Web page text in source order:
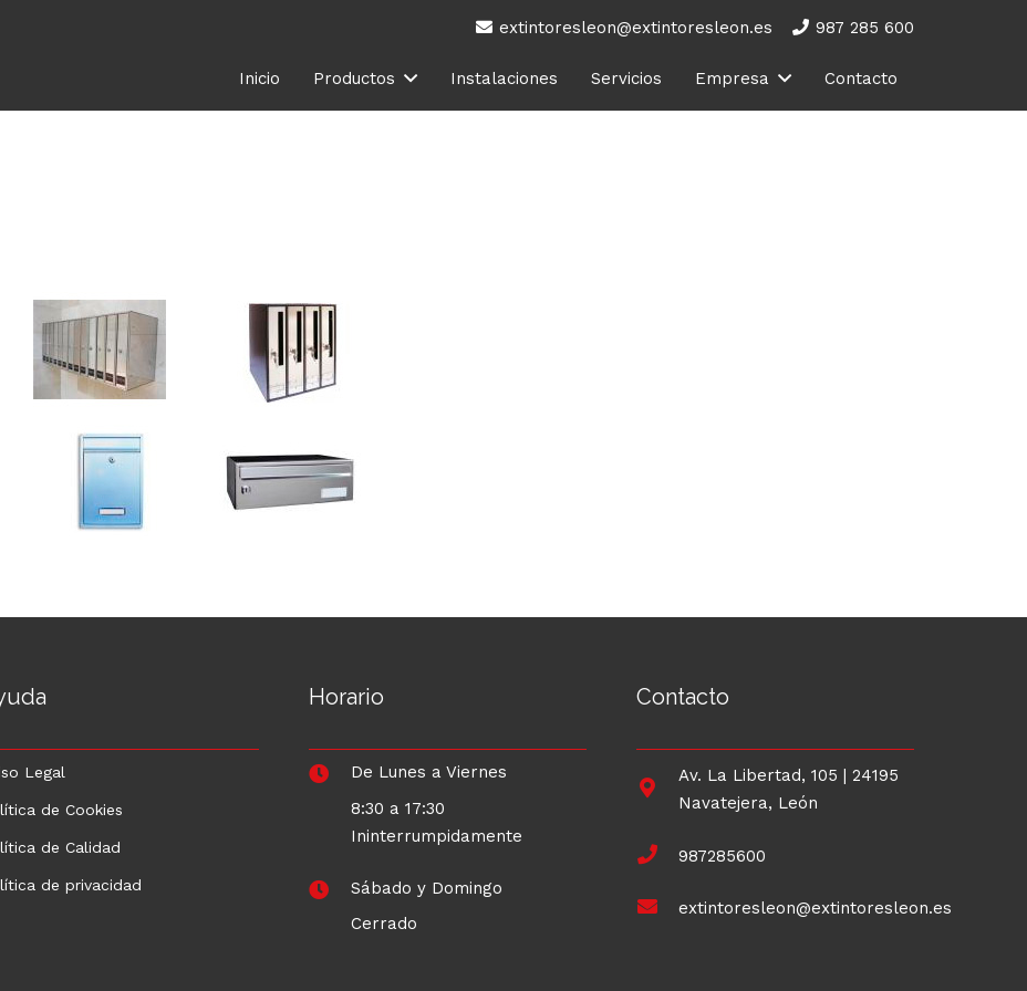
extintoresleon@extintoresleon.es 987 285 600
Inicio Productos Instalaciones Servicios Empresa Contacto
Legal
de Cookies
de Calidad
de privacidad
Horario
De Lunes a Viernes
8:30 a 17:30
Ininterrumpidamente
Sábado y Domingo
Cerrado
Contacto
Av. La Libertad, 105 | 24195
Navatejera, León
987285600
extintoresleon@extintoresleon.es